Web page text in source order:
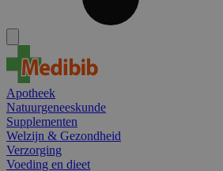
Apotheek
Natuurgeneeskunde
Supplementen
Welzijn & Gezondheid
Verzorging
Voeding en dieet